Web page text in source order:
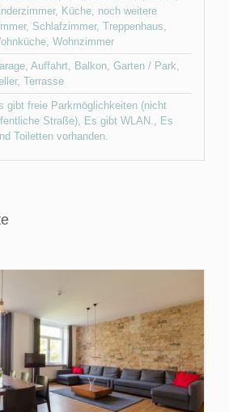
, Küche, noch weitere
, Schlafzimmer, Treppenhaus
, Wohnzimmer
, Auffahrt, Balkon, Garten / Park
, Terrasse
gibt freie Parkmöglichkeiten (nicht
Straße), Es gibt WLAN.
Es
Toiletten vorhanden.